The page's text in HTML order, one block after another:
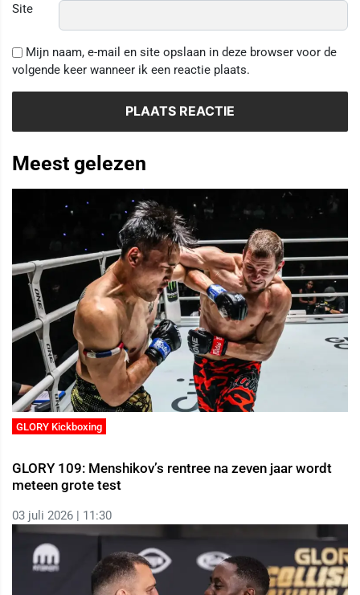
Site
Mijn naam, e-mail en site opslaan in deze browser voor de
volgende keer wanneer ik een reactie plaats.
Meest gelezen
GLORY Kickboxing
GLORY 109: Menshikov’s rentree na zeven jaar wordt
meteen grote test
03 juli 2026 | 11:30